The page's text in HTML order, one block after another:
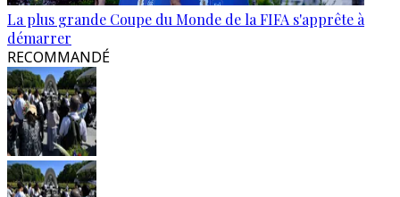
La plus grande Coupe du Monde de la FIFA s'apprête à
démarrer
RECOMMANDÉ